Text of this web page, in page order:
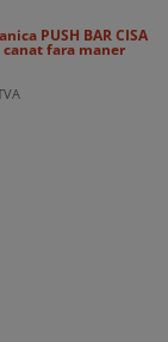
PUSH BAR CISA
canat fara maner